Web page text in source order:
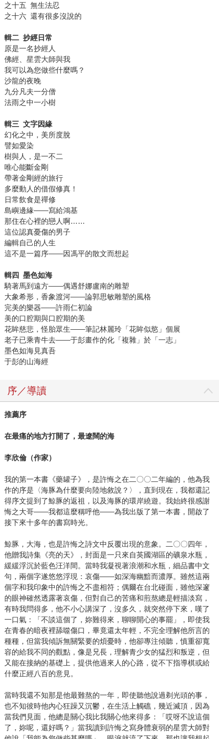
之十五 無生法忍
之十六 還有很多沒說的
輯二 抄經日常
原是一名抄經人
佛經、星雲大師與我
我可以為您做些什麼嗎？
沙龍的夜晚
九分凡夫一分僧
法雨之中一小樹
輯三 文字因緣
幻化之中，美所度脫
譬如愛染
樹與人，是一不二
唯心能斷金剛
帶著金剛經的旅行
多麼動人的借假修真！
日常飲食是禪修
島嶼邊緣——寫給鴻基
那住在心裡的戀人啊……
這位認真憂傷的男子
編輯自己的人生
這不是一篇序——因馮平的散文而想起
輯四 墨色如海
騎著馬到遠方——偶遇舒娜盧南的雕塑
大象希形，香象渡河——論郭思敏雕塑的風格
完美的樂器——許雨仁初論
美的口腔期與口腔期的美
花眸慈悲，怪胎眾生——筆記林麗玲「花眸似慾」個展
老子已乘青牛去——于彭畫作的化「複雜」於「一志」
墨色如海見真吾
于彭的山海經
序／導讀
推薦序
在最痛的地方打開了，最遼闊的海
李欣倫（作家）
我的第一本書《藥罐子》，是許悔之在二〇〇二年編的，他為我
作的序是〈海豚為什麼要向陸地敘說？〉，直到現在，我都還記
得序文提到了鯨豚的返祖，以及海豚的環岸繞遊。我始終很感謝
悔之大哥——我都這麼稱呼他——為我出版了第一本書，開啟了
接下來十多年的書寫時光。
鯨豚，大海，也是許悔之詩文中反覆出現的意象。二〇〇四年，
他贈我詩集《亮的天》，封面是一只來自英國湖區的礦泉水瓶，
緩緩浮沉於藍色汪洋間。當時我凝視著浪潮和水瓶，細品書中文
句，兩個字遂悠悠浮現：哀傷——如深海幽黯而濃厚。雖然這兩
個字和我印象中的許悔之不盡相符；偶爾在台北碰面，雖他深邃
的眼神確然透露著哀傷，但對自己的苦痛和煎熬總是輕描淡寫，
有時我問得多，他不小心講深了，沒多久，就突然停下來，嘆了
一口氣：「不談這個了，妳難得來，聊聊開心的事罷」，即使我
在青春的暗夜裡舔噬傷口，畢竟還太年輕，不完全理解他所言的
種種，但當我傾訴無關緊要的煩憂時，他卻專注傾聽，慎重卻寬
容的給我不同的觀點，像是兄長，理解青少女的猛烈和叛逆，但
又能在接納的基礎上，提供他過來人的心路，從不下指導棋或給
什麼正經八百的意見。
當時我還不知那是他最難熬的一年，即使聽他說過剃光頭的事，
也不知彼時他內心狂躁又沉鬱，在生活上觸礁，幾近滅頂，因為
當我們見面，他總是關心我比我關心他來得多：「哎呀不說這個
了，妳呢，還好嗎？」當我讀到許悔之寫身體衰弱的星雲大師對